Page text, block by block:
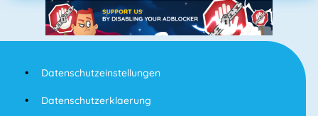
Datenschutzeinstellungen
Datenschutzerklaerung